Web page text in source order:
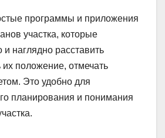
программы и приложения
участка, которые
и наглядно расставить
положение, отмечать
Это удобно для
планирования и понимания